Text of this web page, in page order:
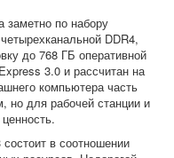
заметно по набору
DDR4,
до 768 ГБ оперативной
3.0 и рассчитан на
компьютера часть
но для рабочей станции и
в соотношении